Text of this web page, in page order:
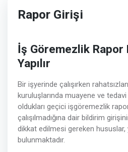
Rapor Girişi
İş Göremezlik Rapor
Yapılır
Bir işyerinde çalışırken
kuruluşlarında muayene ve
oldukları geçici işgöremezlik
çalışılmadığına dair bildirim
dikkat edilmesi gereken
bulunmaktadır.